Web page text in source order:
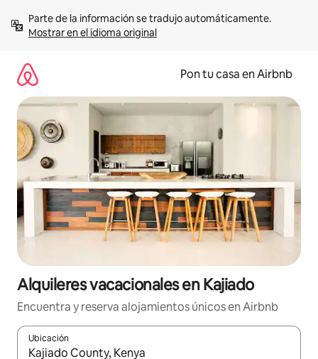
contenidoMostrar en el idioma original
Pon tu casa en Airbnb
Alquileres vacacionales en Kajiado
Encuentra y reserva alojamientos únicos en Airbnb
Ubicación
Cuando los resultados estén disponibles, navega con las